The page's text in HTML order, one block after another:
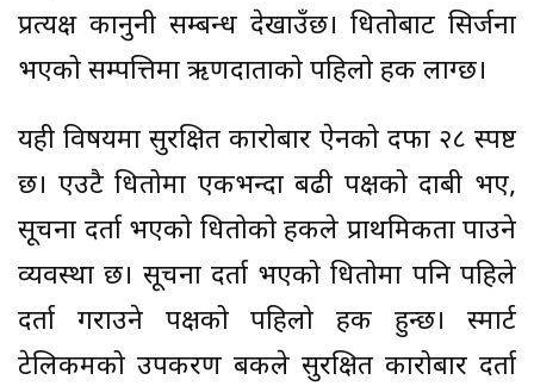
प्रत्यक्ष कानुनी सम्बन्ध देखाउँछ। धितोबाट सिर्जना
भएको सम्पत्तिमा ऋणदाताको पहिलो हक लाग्छ।
यही विषयमा सुरक्षित कारोबार ऐनको दफा २८ स्पष्ट
छ। एउटै धितोमा एकभन्दा बढी पक्षको दाबी भए,
सूचना दर्ता भएको धितोको हकले प्राथमिकता पाउने
व्यवस्था छ। सूचना दर्ता भएको धितोमा पनि पहिले
दर्ता गराउने पक्षको पहिलो हक हुन्छ। स्मार्ट
टेलिकमको उपकरण बैंकले सुरक्षित कारोबार दर्ता